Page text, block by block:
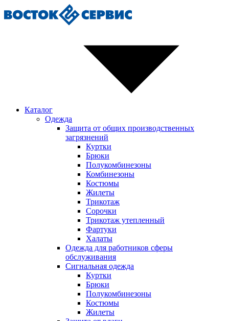
Каталог
Одежда
Защита от общих производственных
загрязнений
Куртки
Брюки
Полукомбинезоны
Комбинезоны
Костюмы
Жилеты
Трикотаж
Сорочки
Трикотаж утепленный
Фартуки
Халаты
Одежда для работников сферы
обслуживания
Сигнальная одежда
Куртки
Брюки
Полукомбинезоны
Костюмы
Жилеты